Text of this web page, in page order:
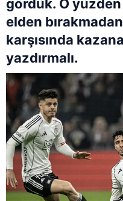
gördük. O
elden
karşısında
yazdırmalı.